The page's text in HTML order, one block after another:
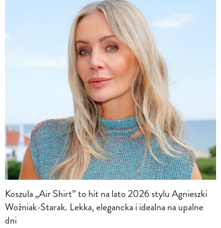
Koszula „Air Shirt” to hit na lato 2026 stylu Agnieszki
Woźniak-Starak. Lekka, elegancka i idealna na upalne
dni